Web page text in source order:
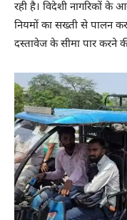
रही है। विदेशी नागरिकों
नियमों का सख्ती से पालन
दस्तावेज के सीमा पार करने